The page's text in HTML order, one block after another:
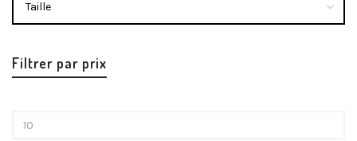
Filtrer par prix